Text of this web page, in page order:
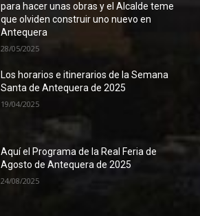
para hacer unas obras y el Alcalde teme
que olviden construir uno nuevo en
Antequera
28/05/2025
Los horarios e itinerarios de la Semana
Santa de Antequera de 2025
19/04/2025
Aquí el Programa de la Real Feria de
Agosto de Antequera de 2025
24/08/2025